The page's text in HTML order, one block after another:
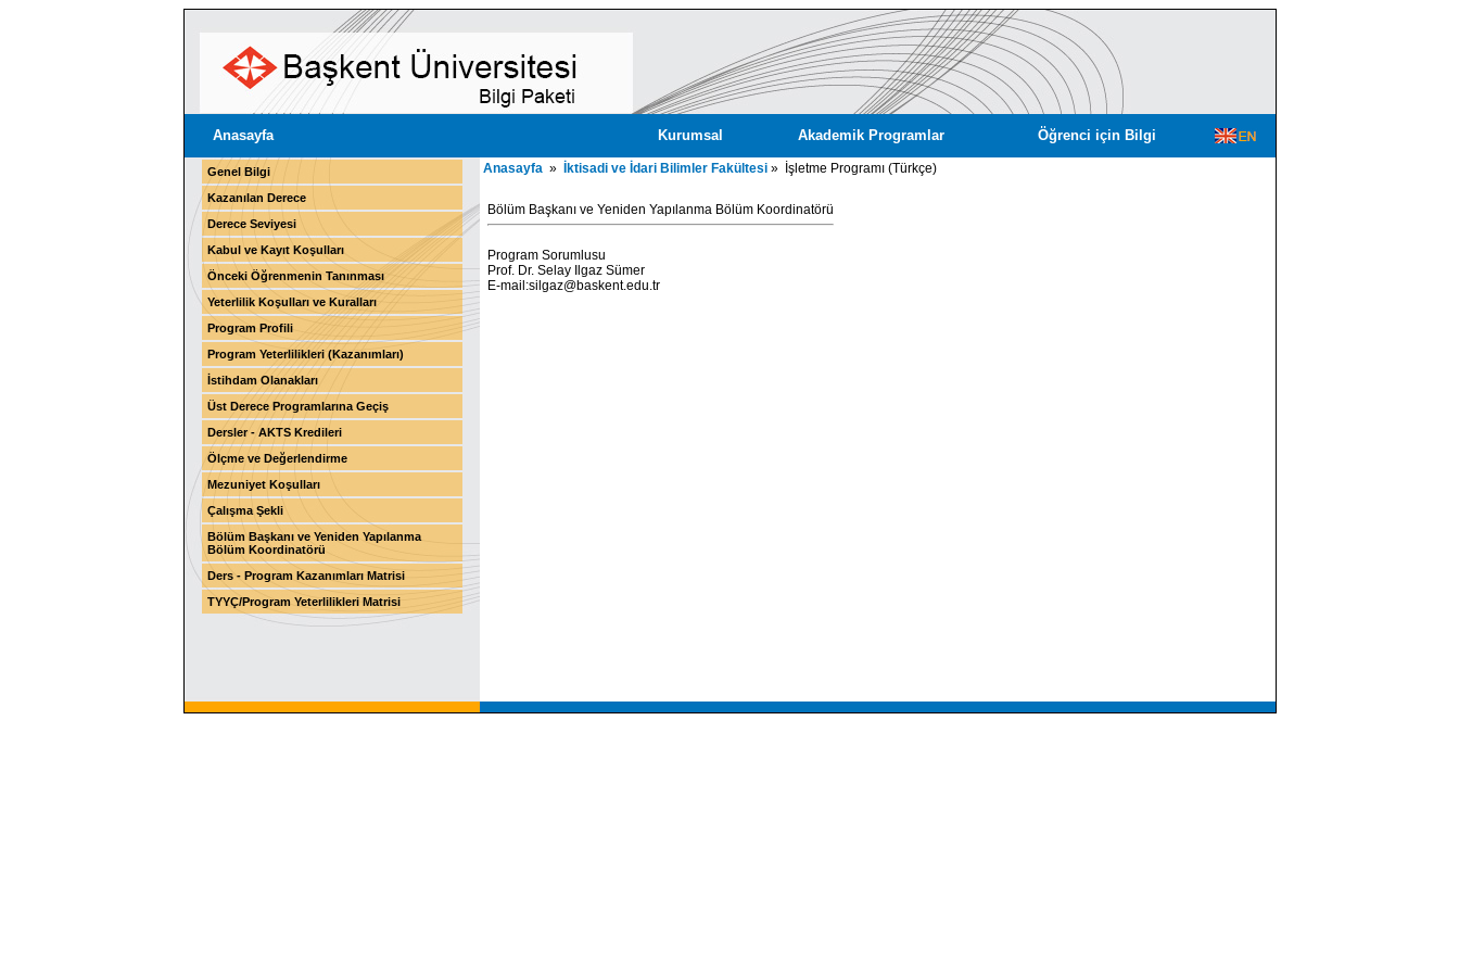
Anasayfa Kurumsal Akademik Programlar Öğrenci için Bilgi
Genel Bilgi
Kazanılan Derece
Derece Seviyesi
Kabul ve Kayıt Koşulları
Önceki Öğrenmenin Tanınması
Yeterlilik Koşulları ve Kuralları
Program Profili
Program Yeterlilikleri (Kazanımları)
İstihdam Olanakları
Üst Derece Programlarına Geçiş
Dersler - AKTS Kredileri
Ölçme ve Değerlendirme
Mezuniyet Koşulları
Çalışma Şekli
Bölüm Başkanı ve Yeniden Yapılanma
Bölüm Koordinatörü
Ders - Program Kazanımları Matrisi
TYYÇ/Program Yeterlilikleri Matrisi
Anasayfa» İktisadi ve İdari Bilimler Fakültesi» İşletme Programı (Türkçe)
Bölüm Başkanı ve Yeniden Yapılanma Bölüm Koordinatörü
Program Sorumlusu
Prof. Dr. Selay Ilgaz Sümer
E-mail:silgaz@baskent.edu.tr